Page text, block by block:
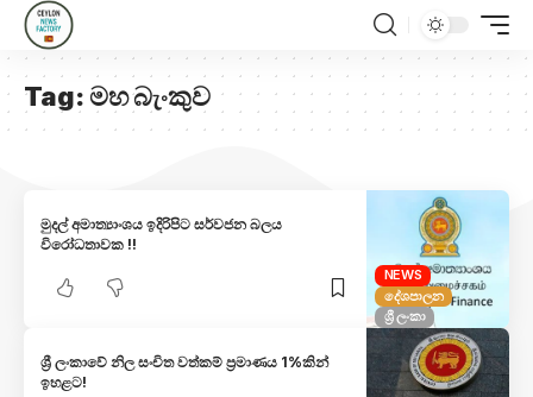
Tag: මහ බැංකුව
NEWS
දේශපාලන
ශ්‍රී ලංකා
මුදල් අමාත්‍යාංශය ඉදිරිපිට සර්වජන බලය
විරෝධතාවක !!
ශ්‍රී ලංකාවේ නිල සංචිත වත්කම් ප්‍රමාණය 1%කින්
ඉහළට!